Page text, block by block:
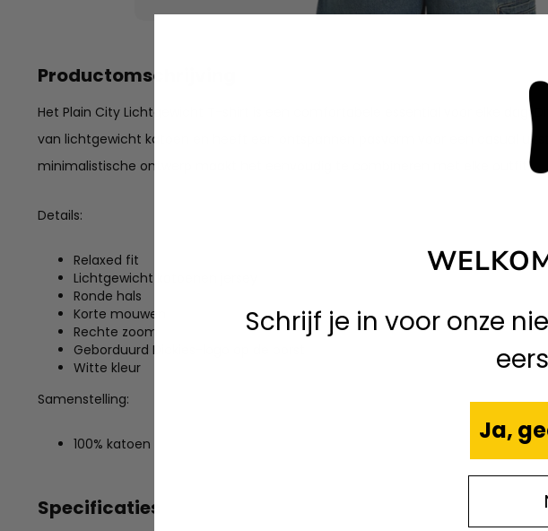
Productomschrijving
Het Plain City Lichtgewicht T-shirt is een comfortabele essential voor elke dag.
van lichtgewicht katoen en heeft een ontspannen pasvorm voor een casual
minimalistische ontwerp maakt het eenvoudig te combineren met elke outfit.
Details:
Relaxed fit
Lichtgewicht katoenen jersey
Ronde hals
Korte mouwen
Rechte zoom
Geborduurd Dickies-logo op de borst
Witte kleur
Samenstelling:
100% katoen
Specificaties
Schrijf je in voor onze
Ja,